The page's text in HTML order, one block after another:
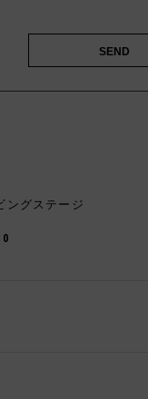
ングステージ